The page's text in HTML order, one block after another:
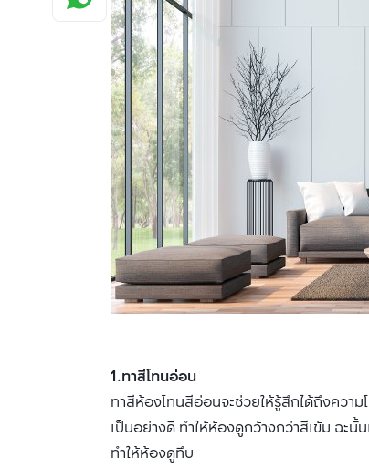
1.ทาสีโทนอ่อน
ทาสีห้องโทนสีอ่อนจะช่วยให้รู้สึกได้ถึงควา
เป็นอย่างดี ทำให้ห้องดูกว้างกว่าสีเข้ม ฉะนั้
ทำให้ห้องดูทึบ